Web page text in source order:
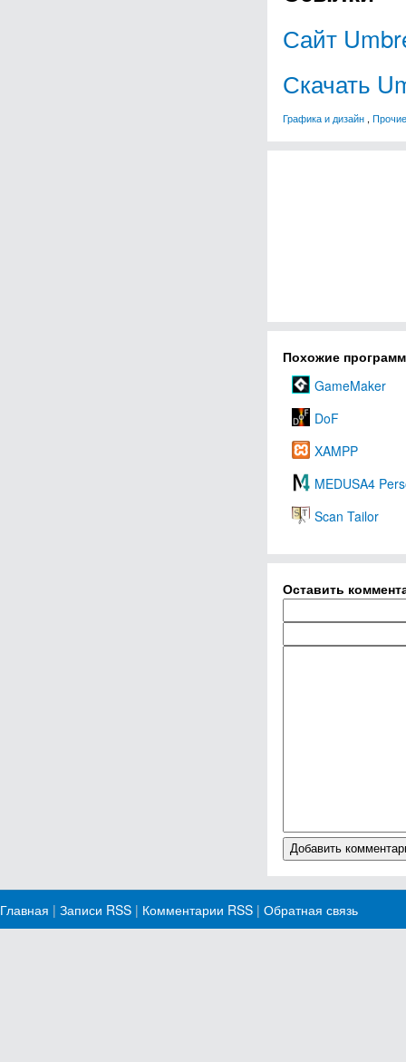
Сайт
Скачать
Графика и дизайн ,
Похожие
GameMaker
DoF
XAMPP
MEDUSA4
Scan Tailor
Оставить
Главная | Записи RSS | Комментарии RSS | Обратная связь